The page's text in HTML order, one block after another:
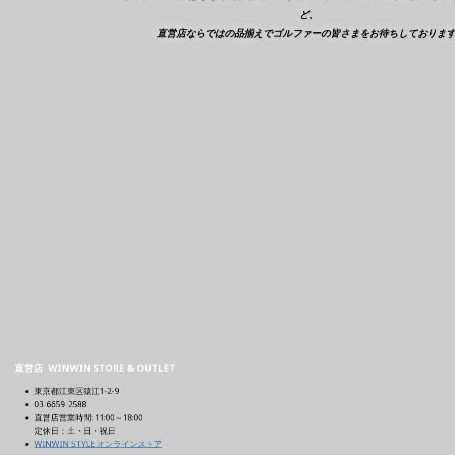
ど、
直営店ならではの品揃えでゴルファーの皆さまをお待ちしておりま
直営店 WINWIN STORE & OUTLET
東京都江東区猿江1-2-9
03-6659-2588
直営店営業時間: 11:00～18:00
定休日：土・日・祝日
WINWIN STYLE オンラインストア